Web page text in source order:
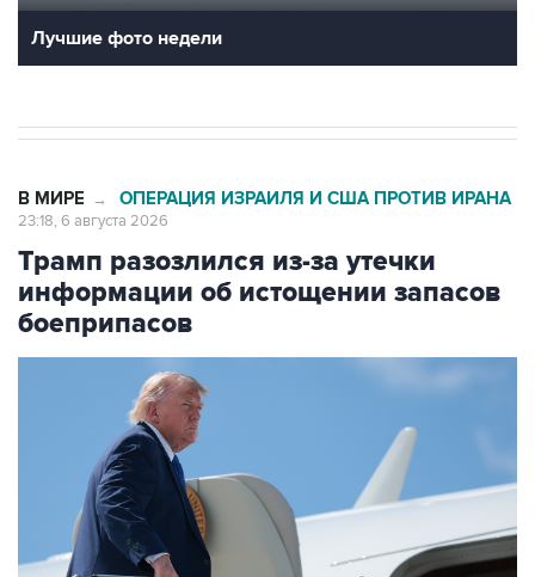
Лучшие фото недели
В МИРЕ → ОПЕРАЦИЯ ИЗРАИЛЯ И США ПРОТИВ ИРАНА
23:18, 6 августа 2026
Трамп разозлился из-за утечки
информации об истощении запасов
боеприпасов